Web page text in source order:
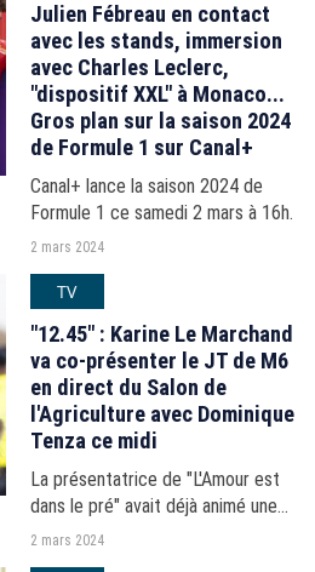
Julien Fébreau en contact
avec les stands, immersion
avec Charles Leclerc,
"dispositif XXL" à Monaco...
Gros plan sur la saison 2024
de Formule 1 sur Canal+
Canal+ lance la saison 2024 de
Formule 1 ce samedi 2 mars à 16h.
2 mars 2024
TV
"12.45" : Karine Le Marchand
va co-présenter le JT de M6
en direct du Salon de
l'Agriculture avec Dominique
Tenza ce midi
La présentatrice de "L'Amour est
dans le pré" avait déjà animé une
édition spéciale autour de la crise
2 mars 2024